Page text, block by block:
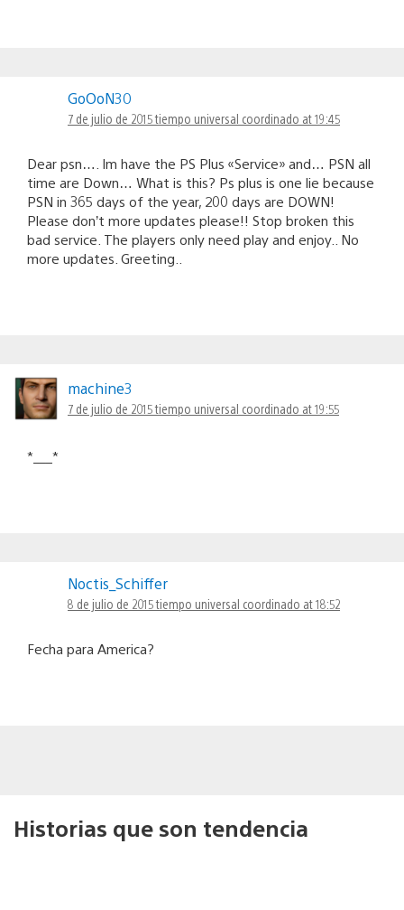
GoOoN30
7 de julio de 2015 tiempo universal coordinado at 19:45
Dear psn…. Im have the PS Plus «Service» and… PSN all
time are Down… What is this? Ps plus is one lie because
PSN in 365 days of the year, 200 days are DOWN!
Please don’t more updates please!! Stop broken this
bad service. The players only need play and enjoy.. No
more updates. Greeting..
machine3
7 de julio de 2015 tiempo universal coordinado at 19:55
*___*
Noctis_Schiffer
8 de julio de 2015 tiempo universal coordinado at 18:52
Fecha para America?
Historias que son tendencia